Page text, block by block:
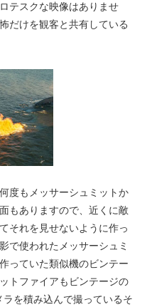
テスクな映像はありませ
だけを観客と共有している
度もメッサーシュミットか
もありますので、近くに敵
それを見せないように作っ
で使われたメッサーシュミ
っていた類似機のビンテー
トファイアもビンテージの
を積み込んで撮っているそ